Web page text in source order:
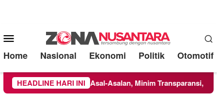
Mobile
Menu
Home Nasional Ekonomi Politik Otomotif
HEADLINE HARI INI
Asal-Asalan, Minim Transparansi, dan Abaikan K3